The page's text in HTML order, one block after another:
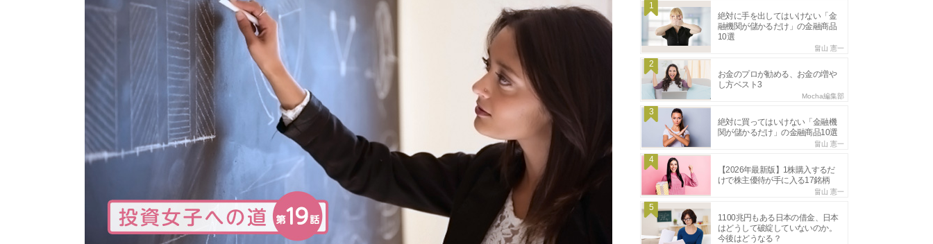
1
絶対に手を出してはいけない「金
融機関が儲かるだけ」の金融商品
10選
畠山 憲一
2
お金のプロが勧める、お金の増や
し方ベスト3
Mocha編集部
3
絶対に買ってはいけない「金融機
関が儲かるだけ」の金融商品10選
畠山 憲一
4
【2026年最新版】1株購入するだ
けで株主優待が手に入る17銘柄
畠山 憲一
5
1100兆円もある日本の借金、日本
はどうして破綻していないのか。
今後はどうなる？